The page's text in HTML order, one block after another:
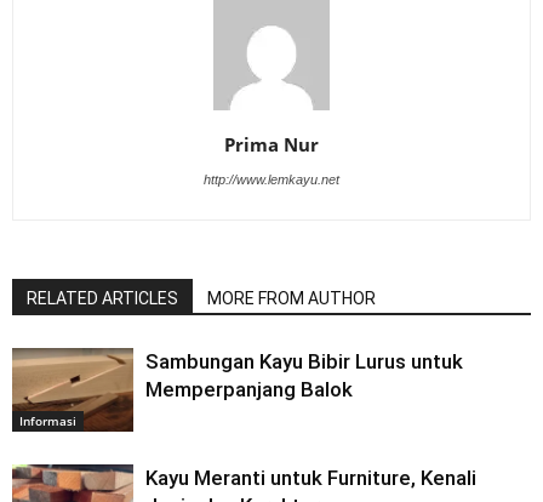
Prima Nur
http://www.lemkayu.net
RELATED ARTICLES MORE FROM AUTHOR
Informasi
Sambungan Kayu Bibir Lurus untuk
Memperpanjang Balok
Kayu Meranti untuk Furniture, Kenali